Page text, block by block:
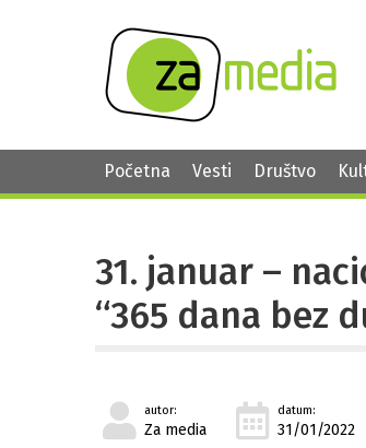
Početna Vesti Društvo
31. januar –
“365 dana bez
autor:
Za media
datum:
31/01/2022